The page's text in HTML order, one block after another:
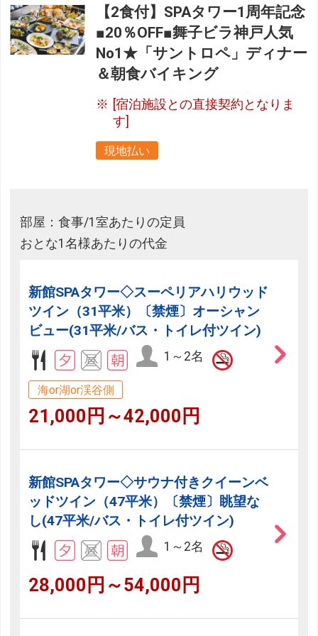
【2食付】SPAタワー1周年記念
■20％OFF■舞子ビラ神戸人気
No1★「サントロペ」ディナー
＆朝食バイキング
[宿泊施設との直接契約となりま
す]
現地払い
部屋：食事/1室あたりの定員
おとな1名様あたりの代金
新館SPAタワー◇スーペリアハリウッド
ツイン（31平米）〔禁煙〕オーシャン
ビュー(31平米/バス・トイレ付ツイン)
1～2名
海or湖or渓谷側
21,000円～42,000円
新館SPAタワー◇サウナ付きクイーンベ
ッドツイン（47平米）〔禁煙〕眺望な
し(47平米/バス・トイレ付ツイン)
1～2名
28,000円～54,000円